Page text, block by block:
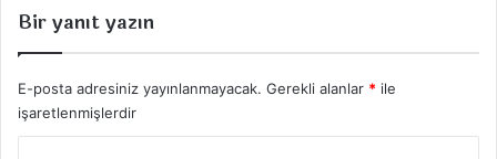
Bir yanıt yazın
E-posta adresiniz yayınlanmayacak. Gerekli alanlar * ile
işaretlenmişlerdir